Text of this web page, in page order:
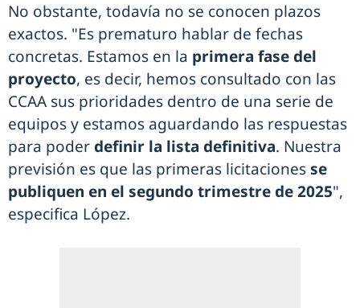
No obstante, todavía no se conocen plazos
exactos. "Es prematuro hablar de fechas
concretas. Estamos en la primera fase del
proyecto, es decir, hemos consultado con las
CCAA sus prioridades dentro de una serie de
equipos y estamos aguardando las respuestas
para poder definir la lista definitiva. Nuestra
previsión es que las primeras licitacionesse
publiquen en el segundo trimestre de 2025",
especifica López.